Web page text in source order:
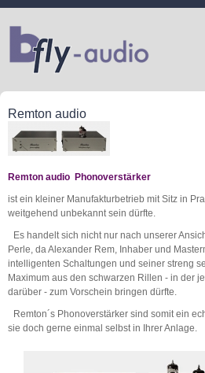
Remton audio
Remton audio Phonoverstärker
ist ein kleiner Manufakturbetrieb mit Sitz in
weitgehend unbekannt sein dürfte.
Es handelt sich nicht nur nach unserer
Perle, da Alexander Rem, Inhaber und
intelligenten Schaltungen und seiner streng
Maximum aus den schwarzen Rillen - in der
darüber - zum Vorschein bringen dürfte.
Remton´s Phonoverstärker sind somit ein
sie doch gerne einmal selbst in Ihrer Anlage.